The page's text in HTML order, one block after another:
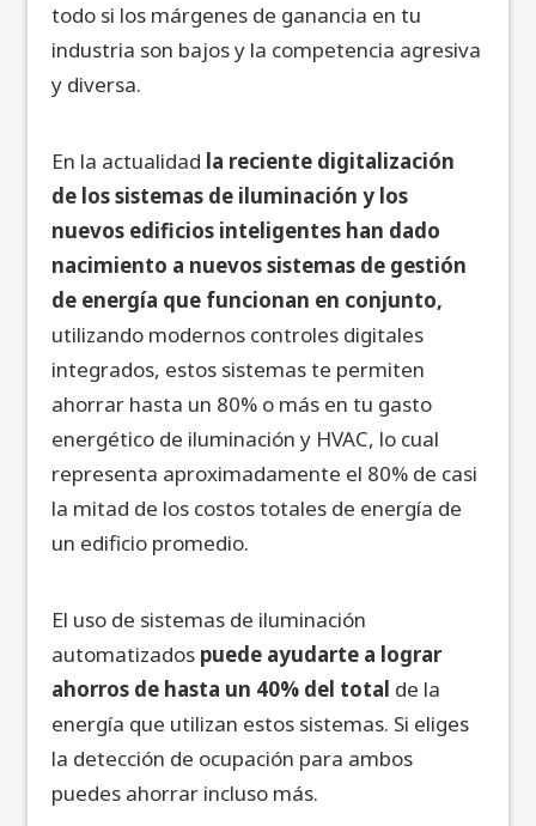
todo si los márgenes de ganancia en tu
industria son bajos y la competencia agresiva
y diversa.
En la actualidad la reciente digitalización
de los sistemas de iluminación y los
nuevos edificios inteligentes han dado
nacimiento a nuevos sistemas de gestión
de energía que funcionan en conjunto,
utilizando modernos controles digitales
integrados, estos sistemas te permiten
ahorrar hasta un 80% o más en tu gasto
energético de iluminación y HVAC, lo cual
representa aproximadamente el 80% de casi
la mitad de los costos totales de energía de
un edificio promedio.
El uso de sistemas de iluminación
automatizados puede ayudarte a lograr
ahorros de hasta un 40% del total de la
energía que utilizan estos sistemas. Si eliges
la detección de ocupación para ambos
puedes ahorrar incluso más.